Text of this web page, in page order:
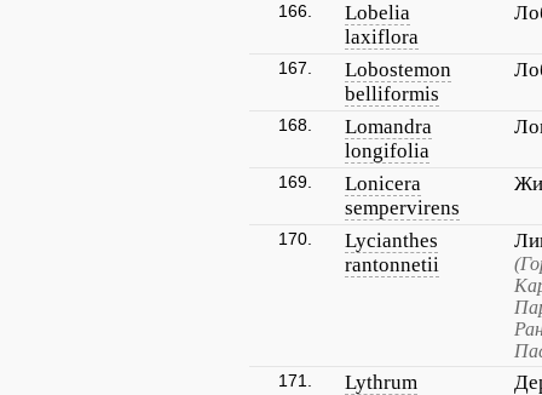
166.
Lobelia
laxiflora
167.
Lobostemon
belliformis
168.
Lomandra
longifolia
169.
Lonicera
sempervirens
170.
Lycianthes
rantonnetii
171. Lythrum